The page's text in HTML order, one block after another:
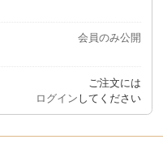
会員のみ公開
ご注文には
ログイン してください